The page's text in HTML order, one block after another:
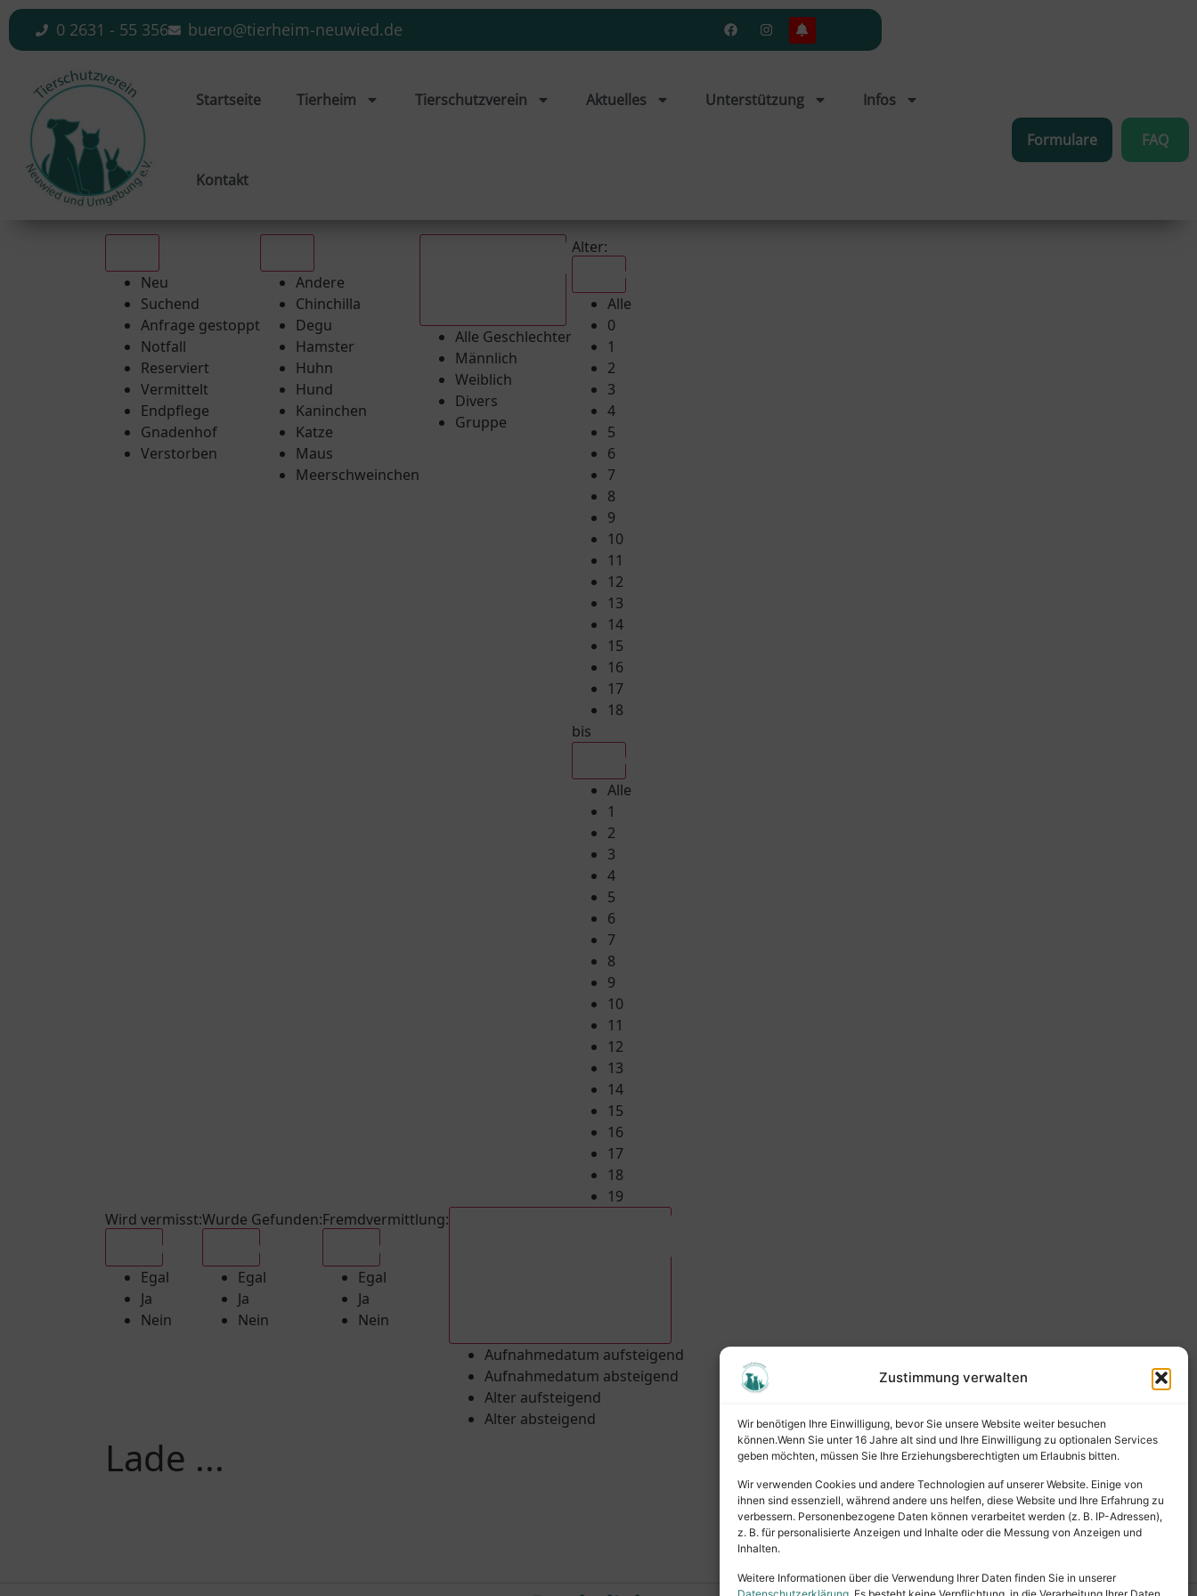
Zustimmung verwalten
Wir benötigen Ihre Einwilligung, bevor Sie unsere Website weiter besuchen
können.Wenn Sie unter 16 Jahre alt sind und Ihre Einwilligung zu optionalen Services
geben möchten, müssen Sie Ihre Erziehungsberechtigten um Erlaubnis bitten.
Wir verwenden Cookies und andere Technologien auf unserer Website. Einige von
ihnen sind essenziell, während andere uns helfen, diese Website und Ihre Erfahrung zu
verbessern. Personenbezogene Daten können verarbeitet werden (z. B. IP-Adressen),
z. B. für personalisierte Anzeigen und Inhalte oder die Messung von Anzeigen und
Inhalten.
Weitere Informationen über die Verwendung Ihrer Daten finden Sie in unserer
0 2631 - 55 356 buero@tierheim-neuwied.de
Startseite Tierheim Tierschutzverein Aktuelles Unterstützung Infos
Kontakt
Formulare FAQ
Neu
Suchend
Anfrage gestoppt
Notfall
Reserviert
Vermittelt
Endpflege
Gnadenhof
Verstorben
Andere
Chinchilla
Degu
Hamster
Huhn
Hund
Kaninchen
Katze
Maus
Meerschweinchen
Alle Geschlechter
Männlich
Weiblich
Divers
Gruppe
Alter:
Alle
0
1
2
3
4
5
6
7
8
9
10
11
12
13
14
15
16
17
18
bis
Alle
1
2
3
4
5
6
7
8
9
10
11
12
13
14
15
16
17
18
19
Wird vermisst:
Egal
Ja
Nein
Wurde Gefunden:
Egal
Ja
Nein
Fremdvermittlung:
Egal
Ja
Nein
Aufnahmedatum aufsteigend
Aufnahmedatum absteigend
Alter aufsteigend
Alter absteigend
Lade ...